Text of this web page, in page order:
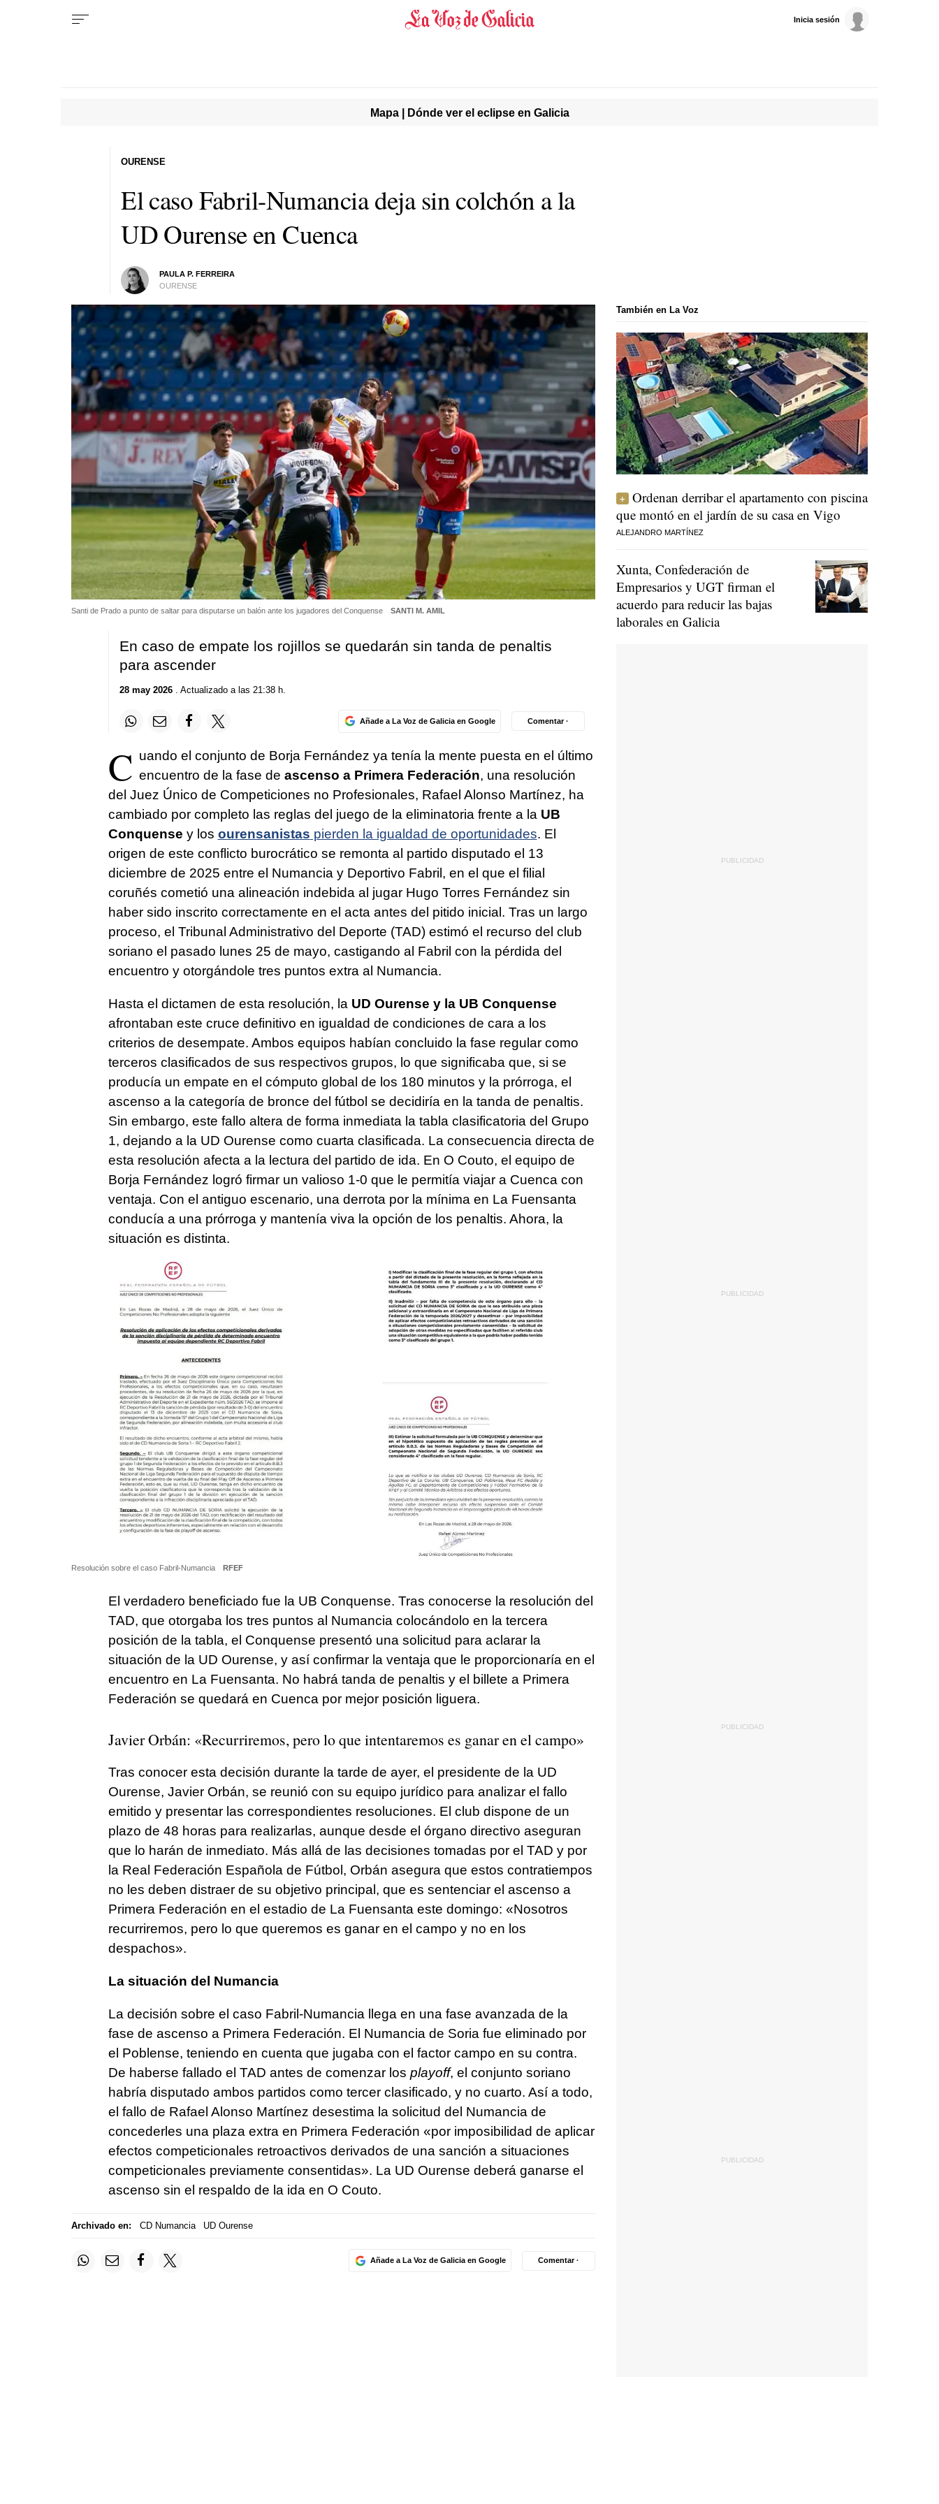
Inicia sesión
Mapa | Dónde ver el eclipse en Galicia
El caso Fabril-Numancia deja sin colchón a la
UD Ourense en Cuenca
PAULA P. FERREIRA
OURENSE
OURENSE
Santi de Prado a punto de saltar para disputarse un balón ante los jugadores del Conquense SANTI M. AMIL
En caso de empate los rojillos se quedarán sin tanda de penaltis
para ascender
28 may 2026. Actualizado a las 21:38 h.
Añade a La Voz de Galicia en Google Comentar ·
C uando el conjunto de Borja Fernández ya tenía la mente puesta en el último
encuentro de la fase de ascenso a Primera Federación, una resolución
del Juez Único de Competiciones no Profesionales, Rafael Alonso Martínez, ha
cambiado por completo las reglas del juego de la eliminatoria frente a la UB
Conquense y los ourensanistas pierden la igualdad de oportunidades. El
origen de este conflicto burocrático se remonta al partido disputado el 13
diciembre de 2025 entre el Numancia y Deportivo Fabril, en el que el filial
coruñés cometió una alineación indebida al jugar Hugo Torres Fernández sin
haber sido inscrito correctamente en el acta antes del pitido inicial. Tras un largo
proceso, el Tribunal Administrativo del Deporte (TAD) estimó el recurso del club
soriano el pasado lunes 25 de mayo, castigando al Fabril con la pérdida del
encuentro y otorgándole tres puntos extra al Numancia.
Hasta el dictamen de esta resolución, la UD Ourense y la UB Conquense
afrontaban este cruce definitivo en igualdad de condiciones de cara a los
criterios de desempate. Ambos equipos habían concluido la fase regular como
terceros clasificados de sus respectivos grupos, lo que significaba que, si se
producía un empate en el cómputo global de los 180 minutos y la prórroga, el
ascenso a la categoría de bronce del fútbol se decidiría en la tanda de penaltis.
Sin embargo, este fallo altera de forma inmediata la tabla clasificatoria del Grupo
1, dejando a la UD Ourense como cuarta clasificada. La consecuencia directa de
esta resolución afecta a la lectura del partido de ida. En O Couto, el equipo de
Borja Fernández logró firmar un valioso 1-0 que le permitía viajar a Cuenca con
ventaja. Con el antiguo escenario, una derrota por la mínima en La Fuensanta
conducía a una prórroga y mantenía viva la opción de los penaltis. Ahora, la
situación es distinta.
Resolución sobre el caso Fabril-Numancia RFEF
El verdadero beneficiado fue la UB Conquense. Tras conocerse la resolución del
TAD, que otorgaba los tres puntos al Numancia colocándolo en la tercera
posición de la tabla, el Conquense presentó una solicitud para aclarar la
situación de la UD Ourense, y así confirmar la ventaja que le proporcionaría en el
encuentro en La Fuensanta. No habrá tanda de penaltis y el billete a Primera
Federación se quedará en Cuenca por mejor posición liguera.
Javier Orbán: «Recurriremos, pero lo que intentaremos es ganar en el campo»
Tras conocer esta decisión durante la tarde de ayer, el presidente de la UD
Ourense, Javier Orbán, se reunió con su equipo jurídico para analizar el fallo
emitido y presentar las correspondientes resoluciones. El club dispone de un
plazo de 48 horas para realizarlas, aunque desde el órgano directivo aseguran
que lo harán de inmediato. Más allá de las decisiones tomadas por el TAD y por
la Real Federación Española de Fútbol, Orbán asegura que estos contratiempos
no les deben distraer de su objetivo principal, que es sentenciar el ascenso a
Primera Federación en el estadio de La Fuensanta este domingo: «Nosotros
recurriremos, pero lo que queremos es ganar en el campo y no en los
despachos».
La situación del Numancia
La decisión sobre el caso Fabril-Numancia llega en una fase avanzada de la
fase de ascenso a Primera Federación. El Numancia de Soria fue eliminado por
el Poblense, teniendo en cuenta que jugaba con el factor campo en su contra.
De haberse fallado el TAD antes de comenzar los playoff, el conjunto soriano
habría disputado ambos partidos como tercer clasificado, y no cuarto. Así a todo,
el fallo de Rafael Alonso Martínez desestima la solicitud del Numancia de
concederles una plaza extra en Primera Federación «por imposibilidad de aplicar
efectos competicionales retroactivos derivados de una sanción a situaciones
competicionales previamente consentidas». La UD Ourense deberá ganarse el
ascenso sin el respaldo de la ida en O Couto.
Archivado en: CD Numancia UD Ourense
Añade a La Voz de Galicia en Google Comentar ·
También en La Voz
Ordenan derribar el apartamento con piscina
que montó en el jardín de su casa en Vigo
ALEJANDRO MARTÍNEZ
Xunta, Confederación de
Empresarios y UGT firman el
acuerdo para reducir las bajas
laborales en Galicia